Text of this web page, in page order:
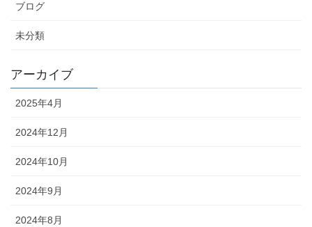
ブログ
未分類
アーカイブ
2025年4月
2024年12月
2024年10月
2024年9月
2024年8月